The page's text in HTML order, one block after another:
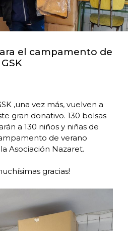
el campamento de
,una vez más, vuelven a
gran donativo. 130 bolsas
a 130 niños y niñas de
de verano
Asociación Nazaret.
gracias!